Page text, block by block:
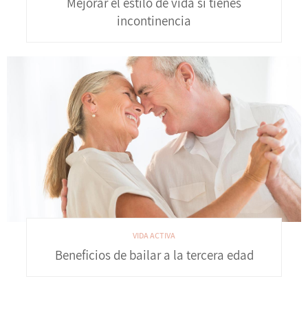
incontinencia
VIDA ACTIVA
Beneficios de bailar a la tercera edad